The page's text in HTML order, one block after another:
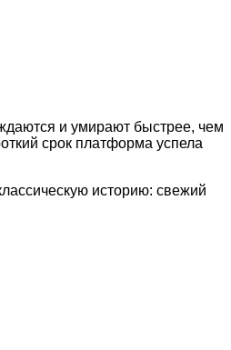
и умирают быстрее, чем
срок платформа успела
историю: свежий